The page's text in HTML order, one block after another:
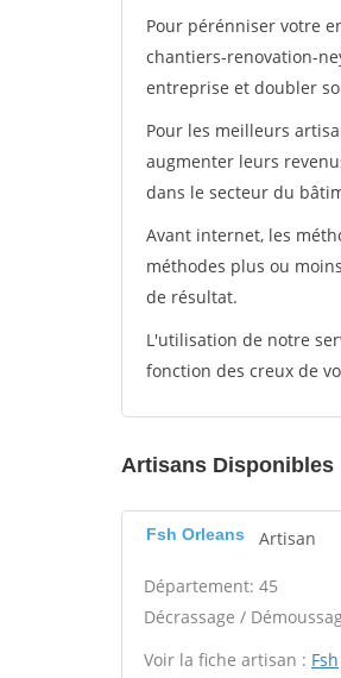
Pour pérénniser votre
chantiers-renovation-
entreprise et doubler
Pour les meilleurs
augmenter leurs
dans le secteur du
Avant internet, les
méthodes plus ou
de résultat.
L'utilisation de notre
fonction des creux de
Artisans Disponibles
Fsh Orleans Artisan
Département: 45
Décrassage /
Voir la fiche artisan : Fsh